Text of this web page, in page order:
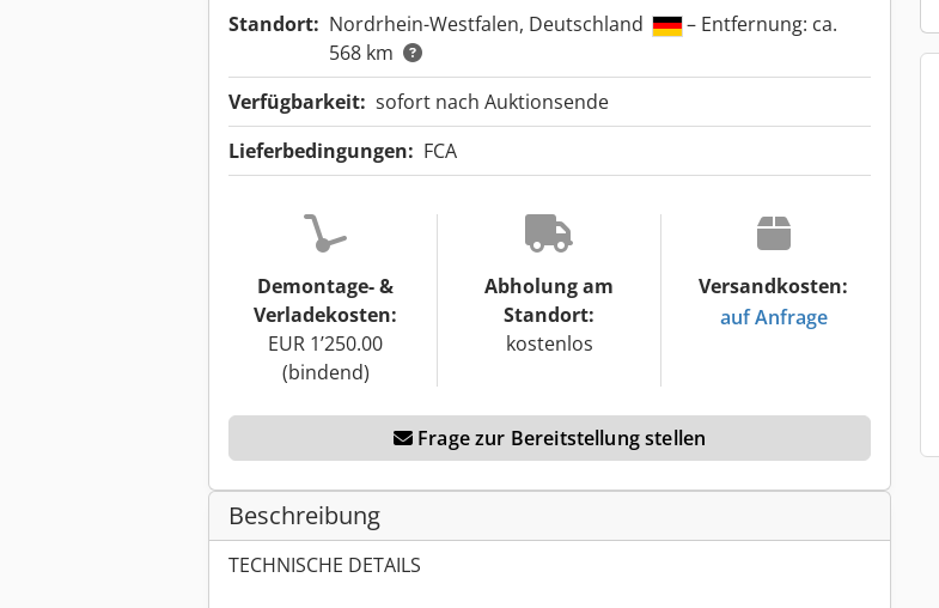
Standort: Nordrhein-Westfalen, Deutschland
– Entfernung: ca.
568 km
Verfügbarkeit: sofort nach Auktionsende
Lieferbedingungen: FCA
Demontage- &
Verladekosten:
EUR 1’250.00
(bindend)
Abholung am
Standort:
kostenlos
Versandkosten:
auf Anfrage
Frage zur Bereitstellung stellen
Beschreibung
TECHNISCHE DETAILS